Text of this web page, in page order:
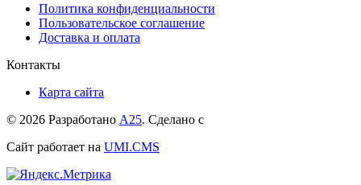
Политика конфиденциальности
Пользовательское соглашение
Доставка и оплата
Контакты
Карта сайта
© 2026 Разработано А25. Сделано с
Сайт работает на UMI.CMS